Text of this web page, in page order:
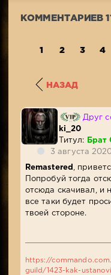
КОММЕНТАРИЕВ
1 2 3 4
НАЗАД
Друг
ki_20
Титул:
Брат
3 августа
Remastered ,
Попробуй тогда
отсюда скачивал, и
все таки будет
твоей стороне.
https://
guild/1423-kak-